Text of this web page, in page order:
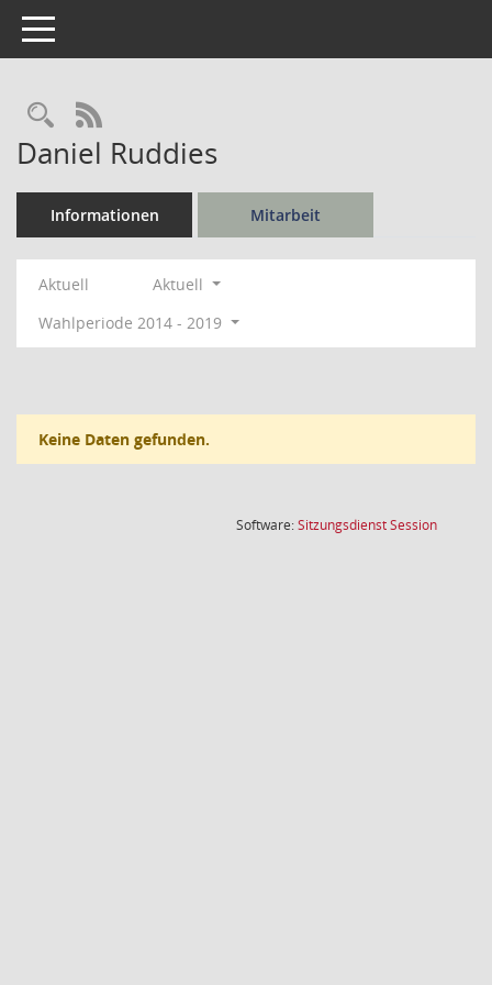
Toggle navigation
Rechercheauswahl
RSS-Feed
Daniel Ruddies
Informationen Mitarbeit
Aktuell
Aktuell
Wahlperiode 2014 - 2019
Keine Daten gefunden.
Software:SitzungsdienstSession(Wird in